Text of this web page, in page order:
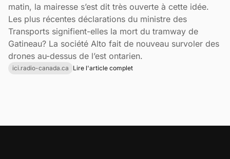
matin, la mairesse s’est dit très ouverte à cette idée.
Les plus récentes déclarations du ministre des
Transports signifient-elles la mort du tramway de
Gatineau? La société Alto fait de nouveau survoler des
drones au-dessus de l’est ontarien.
ici.radio-canada.ca Lire l'article complet